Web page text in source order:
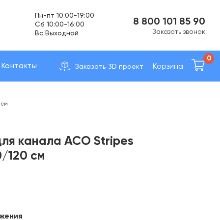
Доставка по вcей России
8 800 101 85 90
Заказать звонок
Контакты Заказать 3D проект Корзина
0
канала ACO Stripes
см